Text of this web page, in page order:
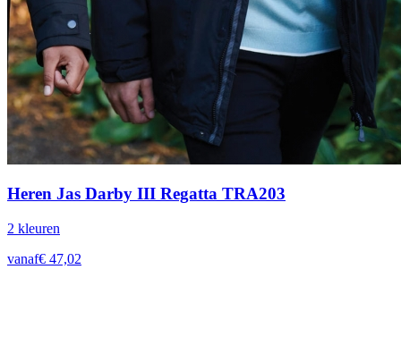
Heren Jas Darby III Regatta TRA203
2 kleuren
vanaf€ 47,02